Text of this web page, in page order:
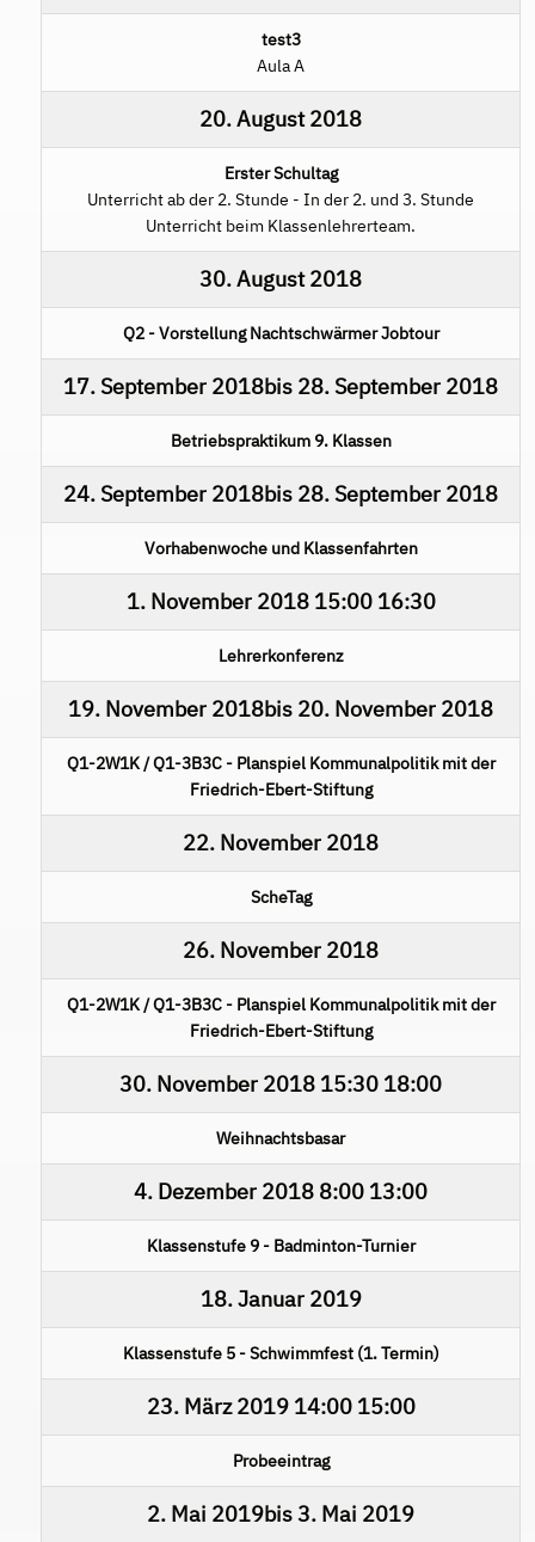
test3
Aula A
20. August 2018
Erster Schultag
Unterricht ab der 2. Stunde - In der 2. und 3. Stunde
Unterricht beim Klassenlehrerteam.
30. August 2018
Q2 - Vorstellung Nachtschwärmer Jobtour
17. September 2018bis 28. September 2018
Betriebspraktikum 9. Klassen
24. September 2018bis 28. September 2018
Vorhabenwoche und Klassenfahrten
1. November 201815:00 16:30
Lehrerkonferenz
19. November 2018bis 20. November 2018
Q1-2W1K / Q1-3B3C - Planspiel Kommunalpolitik mit der
Friedrich-Ebert-Stiftung
22. November 2018
ScheTag
26. November 2018
Q1-2W1K / Q1-3B3C - Planspiel Kommunalpolitik mit der
Friedrich-Ebert-Stiftung
30. November 2018 15:30 18:00
Weihnachtsbasar
4. Dezember 2018 8:00 13:00
Klassenstufe 9 - Badminton-Turnier
18. Januar 2019
Klassenstufe 5 - Schwimmfest (1. Termin)
23. März 201914:00 15:00
Probeeintrag
2. Mai 2019bis3. Mai 2019